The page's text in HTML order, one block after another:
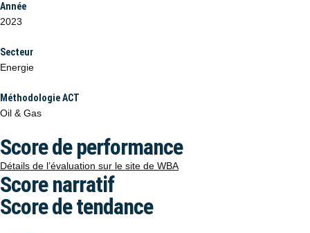
Année
2023
Secteur
Energie
Méthodologie ACT
Oil & Gas
Score de performance
Détails de l’évaluation sur le site de WBA
Score narratif
Score de tendance